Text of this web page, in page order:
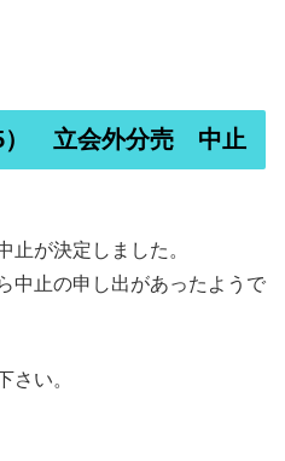
） 立会外分売 中止
止が決定しました。
中止の申し出があったようで
さい。